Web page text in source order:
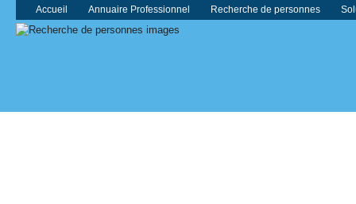
Accueil Annuaire Professionnel Recherche de personnes